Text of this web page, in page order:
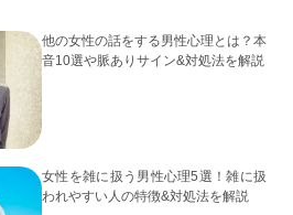
他の女性の話をする男性心理とは？本
音10選や脈ありサイン&対処法を解説
女性を雑に扱う男性心理5選！雑に扱
われやすい人の特徴&対処法を解説